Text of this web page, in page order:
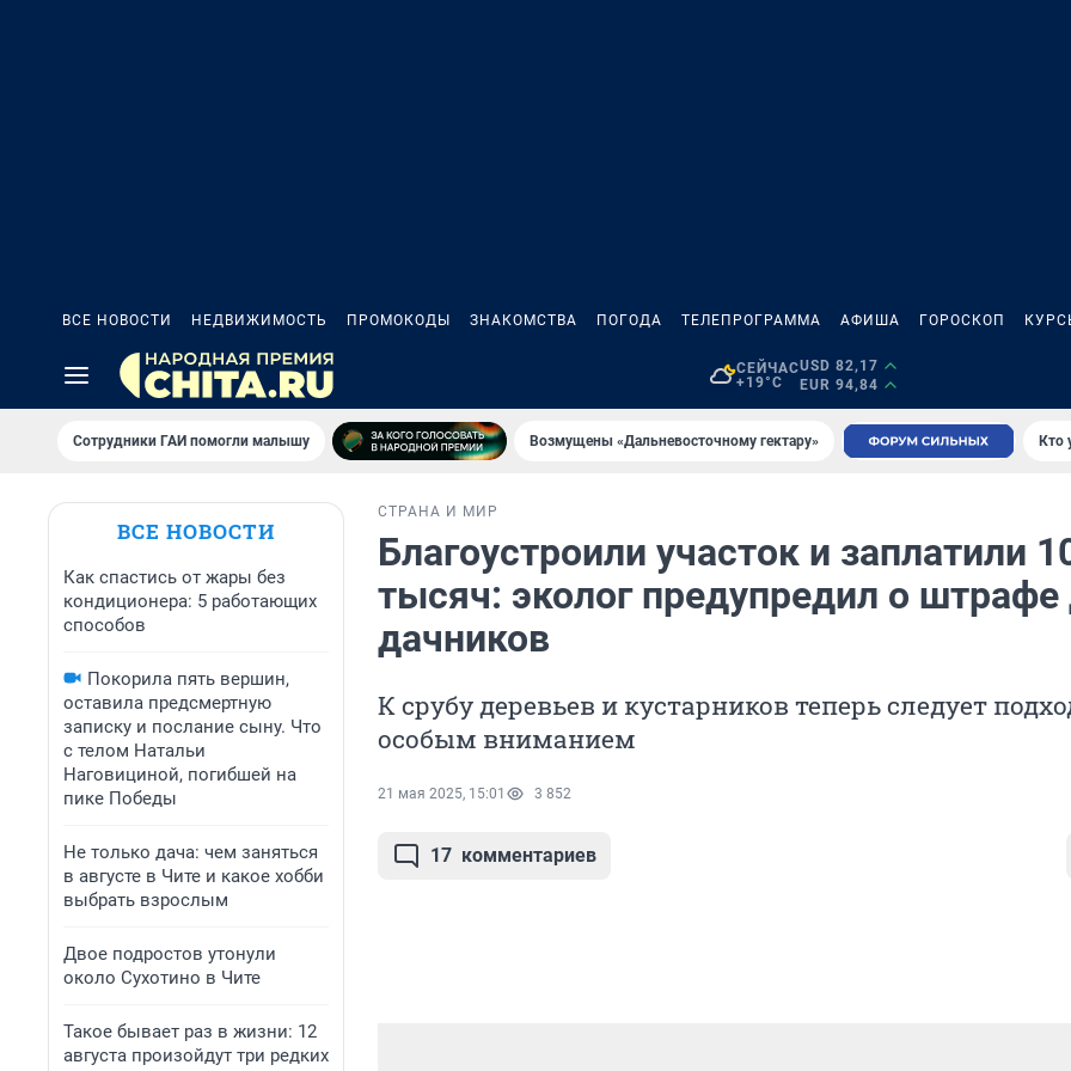
ВСЕ НОВОСТИ НЕДВИЖИМОСТЬ ПРОМОКОДЫ ЗНАКОМСТВА ПОГОДА ТЕЛЕПРОГРАММА АФИША ГОРОСКОП
СЕЙЧАС
+19°C
USD 82,17
EUR 94,84
Сотрудники ГАИ помогли малышу Возмущены «Дальневосточному гектару» Кто
ВСЕ НОВОСТИ
Как спастись от жары без
кондиционера: 5 работающих
способов
Покорила пять вершин,
оставила предсмертную
записку и послание сыну. Что
с телом Натальи
Наговициной, погибшей на
пике Победы
Не только дача: чем заняться
в августе в Чите и какое хобби
выбрать взрослым
Двое подростов утонули
около Сухотино в Чите
Такое бывает раз в жизни: 12
августа произойдут три редких
СТРАНА И МИР
Благоустроили участок и заплатили
тысяч: эколог предупредил о штрафе
дачников
К срубу деревьев и кустарников теперь следует
особым вниманием
21 мая 2025, 15:01 3 852
17 комментариев